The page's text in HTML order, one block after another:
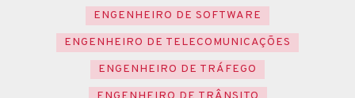
ENGENHEIRO DE SOFTWARE
ENGENHEIRO DE TELECOMUNICAÇÕES
ENGENHEIRO DE TRÁFEGO